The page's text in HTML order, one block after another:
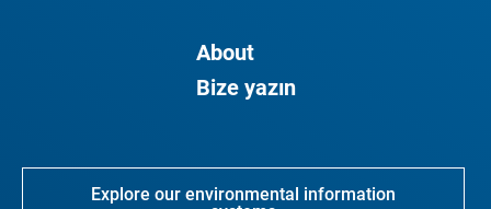
About
Bize yazın
Explore our environmental information